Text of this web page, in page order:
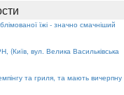
їжі - значно смачніший
вул. Велика Васильківська
та гриля, та мають вичерпну